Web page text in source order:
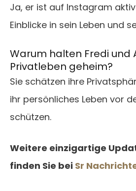
Ja, er ist auf Instagram
Einblicke in sein Leben und
Warum halten Fredi und
Privatleben geheim?
Sie schätzen ihre
ihr persönliches Leben vor
schützen.
Weitere einzigartige
finden Sie bei Sr